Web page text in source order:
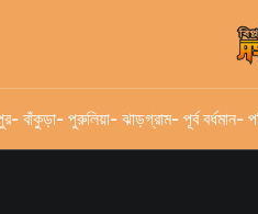
- বাঁকুড়া- পুরুলিয়া- ঝাড়গ্রাম- পূর্ব বর্ধমান-